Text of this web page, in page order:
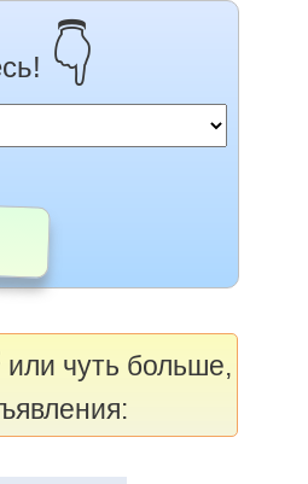
👇
или чуть больше,